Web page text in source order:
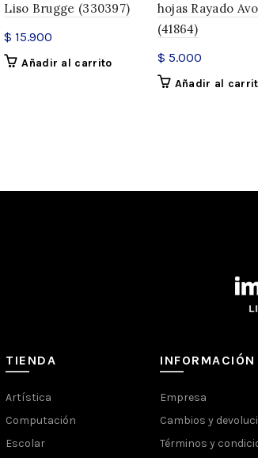
Liso Brugge (330397)
$ 15.900
Añadir al carrito
hojas Rayado
(41864)
$ 5.000
Añadir al
TIENDA
Artística
Computación
Escolar
INFORMACIÓN
Empresa
Cambios y
Términos y